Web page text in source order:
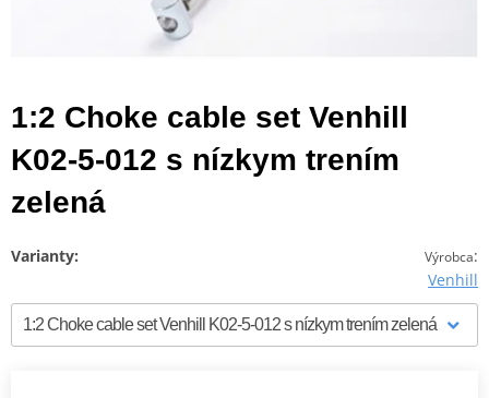
1:2 Choke cable set Venhill
K02-5-012 s nízkym trením
zelená
Výrobca:
Venhill
Varianty: